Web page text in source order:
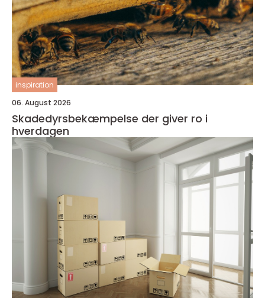
inspiration
06. August 2026
Skadedyrsbekæmpelse der giver ro i
hverdagen